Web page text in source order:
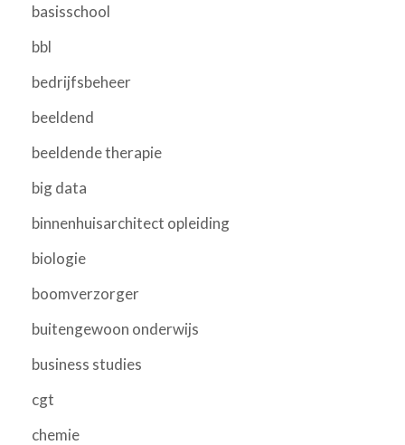
basisschool
bbl
bedrijfsbeheer
beeldend
beeldende therapie
big data
binnenhuisarchitect opleiding
biologie
boomverzorger
buitengewoon onderwijs
business studies
cgt
chemie